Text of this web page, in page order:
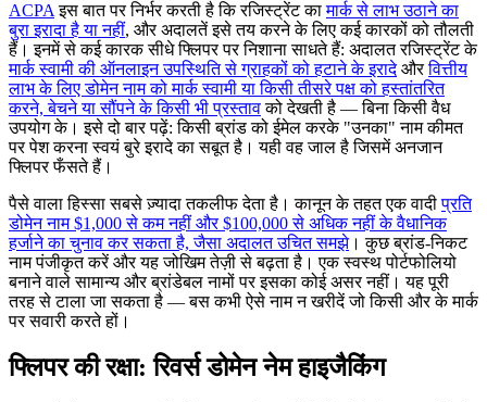
ACPA इस बात पर निर्भर करती है कि रजिस्ट्रेंट कामार्क से लाभ उठाने का
बुरा इरादा है या नहीं, और अदालतें इसे तय करने के लिए कई कारकों को तौलती
हैं। इनमें से कई कारक सीधे फ्लिपर पर निशाना साधते हैं: अदालत रजिस्ट्रेंट के
मार्क स्वामी की ऑनलाइन उपस्थिति से ग्राहकों को हटाने के इरादेऔरवित्तीय
लाभ के लिए डोमेन नाम को मार्क स्वामी या किसी तीसरे पक्ष को हस्तांतरित
करने, बेचने या सौंपने के किसी भी प्रस्तावको देखती है — बिना किसी वैध
उपयोग के। इसे दो बार पढ़ें: किसी ब्रांड को ईमेल करके "उनका" नाम कीमत
पर पेश करना स्वयं बुरे इरादे का सबूत है। यही वह जाल है जिसमें अनजान
फ्लिपर फँसते हैं।
पैसे वाला हिस्सा सबसे ज़्यादा तकलीफ देता है। कानून के तहत एक वादीप्रति
डोमेन नाम $1,000 से कम नहीं और $100,000 से अधिक नहीं के वैधानिक
हर्जाने का चुनाव कर सकता है, जैसा अदालत उचित समझे। कुछ ब्रांड-निकट
नाम पंजीकृत करें और यह जोखिम तेज़ी से बढ़ता है। एक स्वस्थ पोर्टफोलियो
बनाने वाले सामान्य और ब्रांडेबल नामों पर इसका कोई असर नहीं। यह पूरी
तरह से टाला जा सकता है — बस कभी ऐसे नाम न खरीदें जो किसी और के मार्क
पर सवारी करते हों।
फ्लिपर की रक्षा: रिवर्स डोमेन नेम हाइजैकिंग